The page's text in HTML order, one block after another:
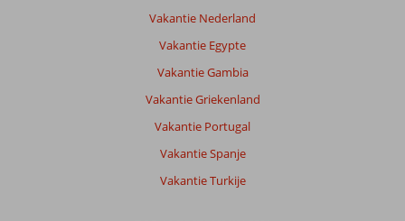
Vakantie Nederland
Vakantie Egypte
Vakantie Gambia
Vakantie Griekenland
Vakantie Portugal
Vakantie Spanje
Vakantie Turkije